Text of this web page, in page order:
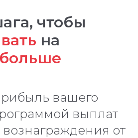
чтобы
на
больше
вашего
выплат
от